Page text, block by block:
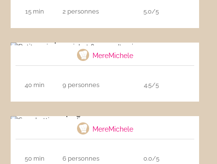
15 min 2 personnes 5.0/5
MereMichele
40 min 9 personnes 4.5/5
MereMichele
50 min 6 personnes 0.0/5